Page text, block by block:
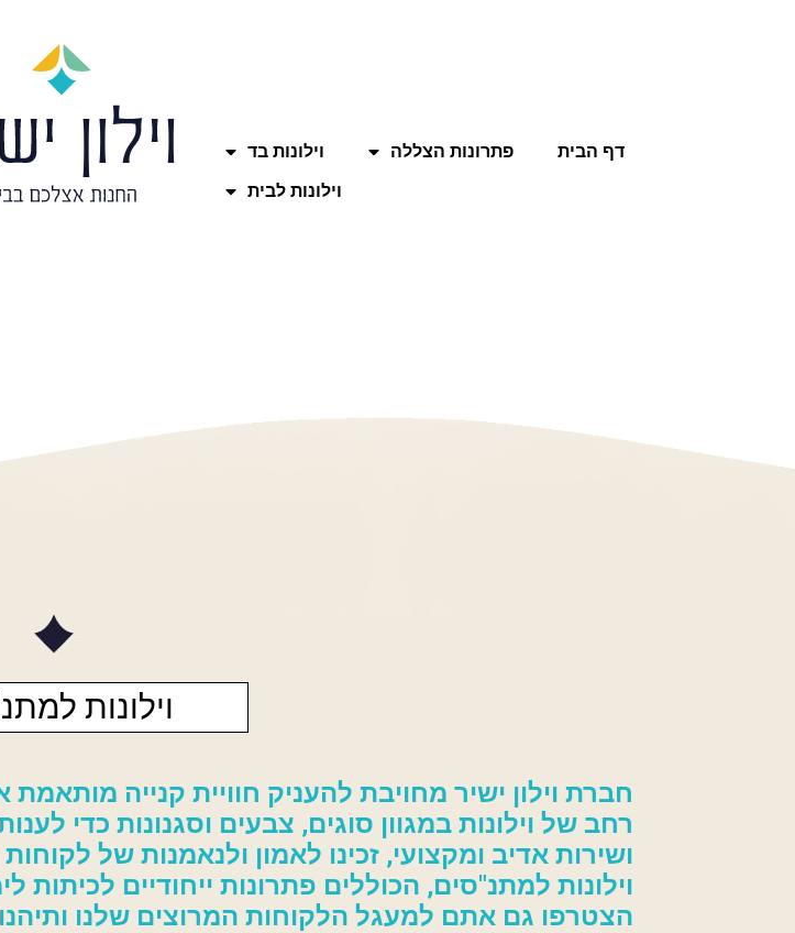
דף הבית פתרונות הצללה
וילונות בד
וילונות לבית
וילונות
חברת וילון ישיר מחויבת להעניק חוויית קנייה
רחב של וילונות במגוון סוגים, צבעים וסגנונות כדי
ושירות אדיב ומקצועי, זכינו לאמון ולנאמנות של
וילונות למתנ"סים, הכוללים פתרונות ייחודיים לכיתות
הצטרפו גם אתם למעגל הלקוחות המרוצים שלנו